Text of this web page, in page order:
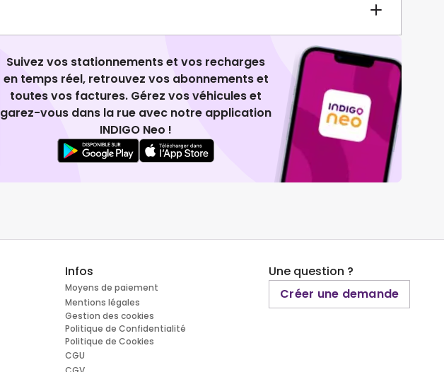
Suivez vos stationnements et vos recharges
en temps réel, retrouvez vos abonnements et
toutes vos factures. Gérez vos véhicules et
garez-vous dans la rue avec notre application
INDIGO Neo !
Infos
Moyens de paiement
Mentions légales
Gestion des cookies
Politique de Confidentialité
Politique de Cookies
CGU
Une question ?
Créer une demande